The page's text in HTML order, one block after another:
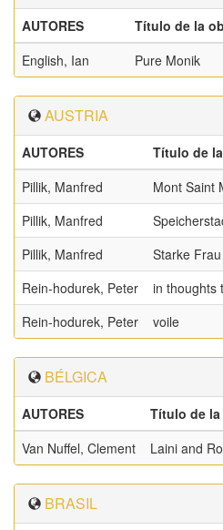
AUTORES Título de la
English, Ian
Pure Monik
AUSTRIA
AUTORES Título de
Pillik, Manfred
Mont Saint
Pillik, Manfred
Pillik, Manfred
Starke Frau
Rein-hodurek, Peter
in thoughts
Rein-hodurek, Peter
voile
BÉLGICA
AUTORES Título de
Van Nuffel, Clement
Laini and
BRASIL